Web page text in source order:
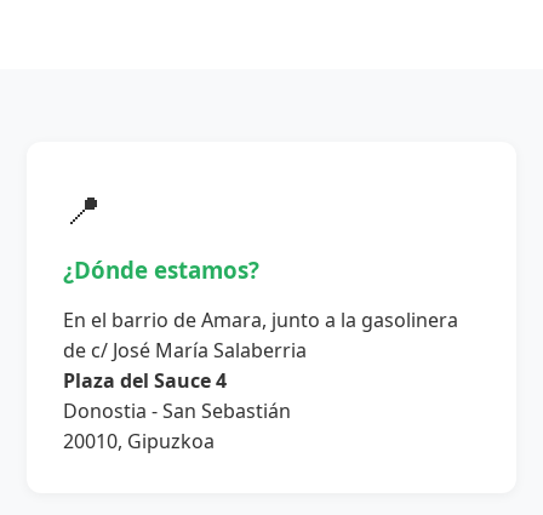
📍
¿Dónde estamos?
En el barrio de Amara, junto a la gasolinera
de c/ José María Salaberria
Plaza del Sauce 4
Donostia - San Sebastián
20010, Gipuzkoa